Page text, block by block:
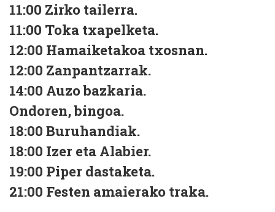
11:00 Zirko tailerra.
11:00 Toka txapelketa.
12:00 Hamaiketakoa txosnan.
12:00 Zanpantzarrak.
14:00 Auzo bazkaria.
Ondoren,bingoa.
18:00 Buruhandiak.
18:00 Izer eta Alabier.
19:00 Piper dastaketa.
21:00 Festen amaierako traka.